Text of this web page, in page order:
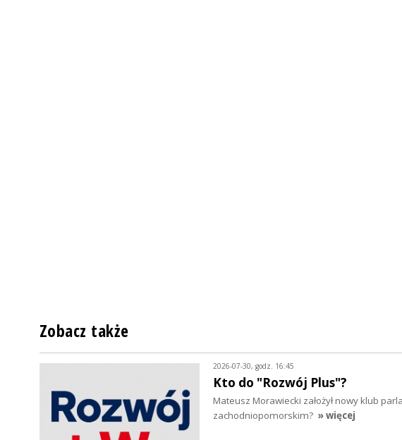
Zobacz także
2026-07-30, godz. 16:45
Kto do "Rozwój Plus"?
Mateusz Morawiecki założył nowy klub
zachodniopomorskim? » więcej